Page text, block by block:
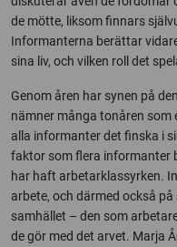
de mötte, liksom finnars
Informanterna berättar
sina liv, och vilken roll det
Genom åren har synen på
nämner många tonåren som
alla informanter det finska i
faktor som flera informanter
har haft arbetarklassyrken.
arbete, och därmed också
samhället – den som
de gör med det arvet. Marja